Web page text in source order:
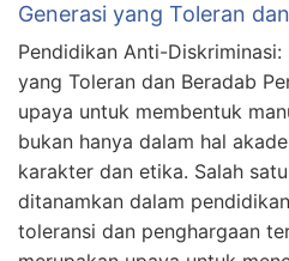
Generasi yang Toleran
Pendidikan Anti-Diskriminasi:
yang Toleran dan Beradab
upaya untuk membentuk
bukan hanya dalam hal
karakter dan etika. Salah
ditanamkan dalam
toleransi dan penghargaan